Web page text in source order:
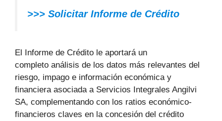
>>> Solicitar Informe de Crédito
El Informe de Crédito le aportará un
completo análisis de los datos más relevantes del
riesgo, impago e información económica y
financiera asociada a Servicios Integrales Angilvi
SA, complementando con los ratios económico-
financieros claves en la concesión del crédito